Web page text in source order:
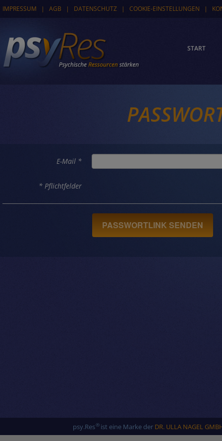
IMPRESSUM | AGB | DATENSCHUTZ | COOKIE-EINSTELLUNGEN |
START
E-Mail *
* Pflichtfelder
PASSWORTLINK SENDEN
psy.Res®ist eine Marke der DR. ULLA NAGEL